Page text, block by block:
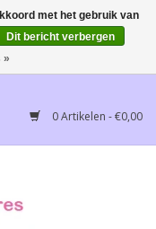
€ 65,00, België
0 Artikelen - €0,00
met het gebruik van
Dit bericht verbergen
»